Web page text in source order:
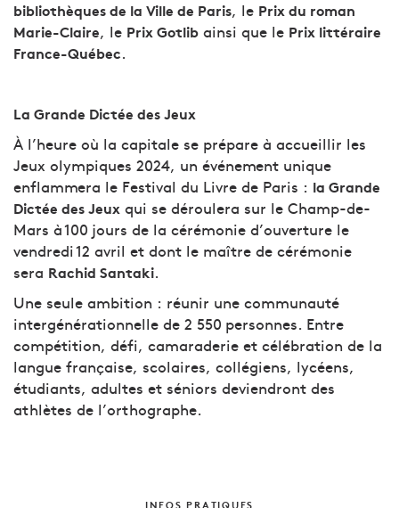
bibliothèques de la Ville de Paris, le Prix du roman
Marie-Claire, le Prix Gotlib ainsi que le Prix littéraire
France-Québec.
La Grande Dictée des Jeux
À l’heure où la capitale se prépare à accueillir les
Jeux olympiques 2024, un événement unique
enflammera le Festival du Livre de Paris : la Grande
Dictée des Jeux qui se déroulera sur le Champ-de-
Mars à 100 jours de la cérémonie d’ouverture le
vendredi 12 avril et dont le maître de cérémonie
sera Rachid Santaki.
Une seule ambition : réunir une communauté
intergénérationnelle de 2 550 personnes. Entre
compétition, défi, camaraderie et célébration de la
langue française, scolaires, collégiens, lycéens,
étudiants, adultes et séniors deviendront des
athlètes de l’orthographe.